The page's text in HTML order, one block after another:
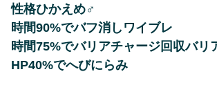
性格ひかえめ♂
時間90%でバフ消しワイブレ
時間75%でバリアチャージ回収バリ
HP40%でへびにらみ